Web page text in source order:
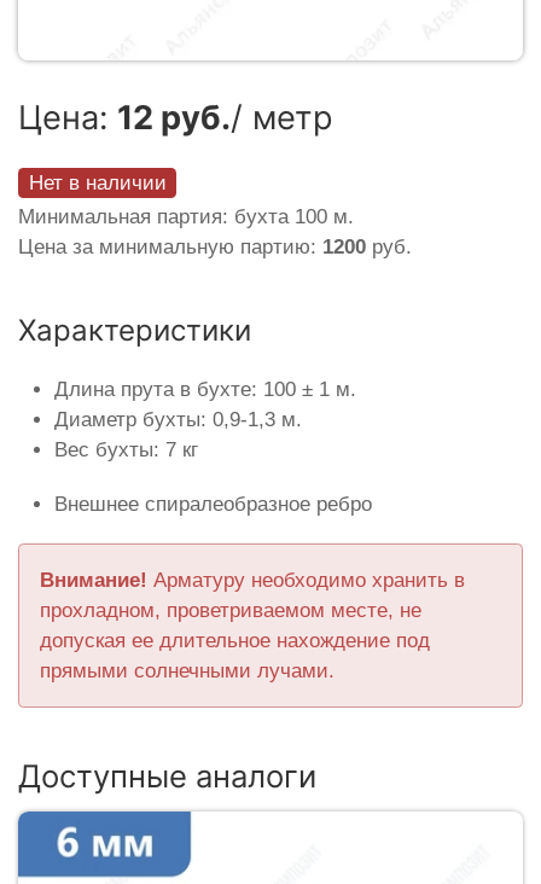
Цена: 12 руб./ метр
Нет в наличии
Минимальная партия: бухта 100 м.
Цена за минимальную партию: 1200 руб.
Характеристики
Длина прута в бухте: 100 ± 1 м.
Диаметр бухты: 0,9-1,3 м.
Вес бухты: 7 кг
Внешнее спиралеобразное ребро
Внимание! Арматуру необходимо хранить в
прохладном, проветриваемом месте, не
допуская ее длительное нахождение под
прямыми солнечными лучами.
Доступные аналоги